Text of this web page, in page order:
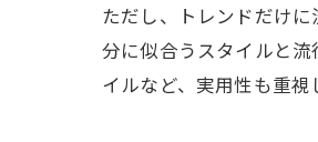
ただし、トレンドだけ
分に似合うスタイルと
イルなど、実用性も重